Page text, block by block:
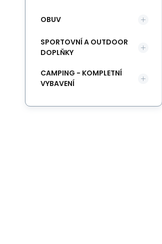
OBUV
SPORTOVNÍ A OUTDOOR
DOPLŇKY
CAMPING - KOMPLETNÍ
VYBAVENÍ